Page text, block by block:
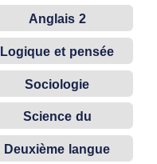
Anglais 2
Logique et pensée
scientifique
Sociologie
Science du
management
Deuxième langue